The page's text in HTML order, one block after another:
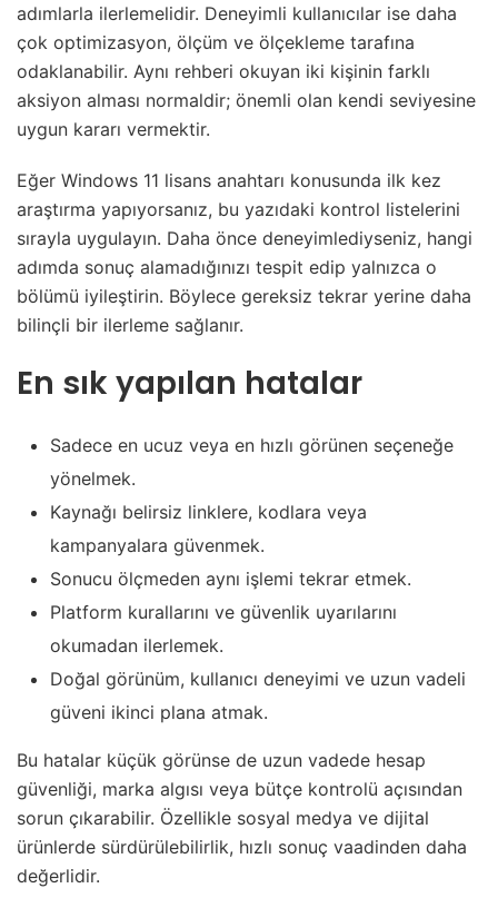
adımlarla ilerlemelidir. Deneyimli kullanıcılar ise daha
çok optimizasyon, ölçüm ve ölçekleme tarafına
odaklanabilir. Aynı rehberi okuyan iki kişinin farklı
aksiyon alması normaldir; önemli olan kendi seviyesine
uygun kararı vermektir.
Eğer Windows 11 lisans anahtarı konusunda ilk kez
araştırma yapıyorsanız, bu yazıdaki kontrol listelerini
sırayla uygulayın. Daha önce deneyimlediyseniz, hangi
adımda sonuç alamadığınızı tespit edip yalnızca o
bölümü iyileştirin. Böylece gereksiz tekrar yerine daha
bilinçli bir ilerleme sağlanır.
En sık yapılan hatalar
Sadece en ucuz veya en hızlı görünen seçeneğe
yönelmek.
Kaynağı belirsiz linklere, kodlara veya
kampanyalara güvenmek.
Sonucu ölçmeden aynı işlemi tekrar etmek.
Platform kurallarını ve güvenlik uyarılarını
okumadan ilerlemek.
Doğal görünüm, kullanıcı deneyimi ve uzun vadeli
güveni ikinci plana atmak.
Bu hatalar küçük görünse de uzun vadede hesap
güvenliği, marka algısı veya bütçe kontrolü açısından
sorun çıkarabilir. Özellikle sosyal medya ve dijital
ürünlerde sürdürülebilirlik, hızlı sonuç vaadinden daha
değerlidir.